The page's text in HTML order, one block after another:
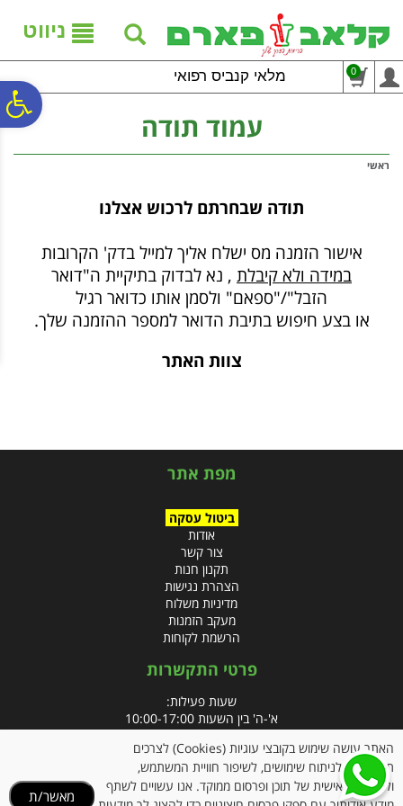
נגישות
אתר
המרכזי
ניווט
מלאי קנביס רפואי 0
עמוד תודה
ראשי
תודה שבחרתם לרכוש אצלנו
אישור הזמנה מס ישלח אליך למייל בדק' הקרובות
במידה ולא קיבלת , נא לבדוק בתיקיית ה"דואר
הזבל"/"ספאם" ולסמן אותו כדואר רגיל
או בצע חיפוש בתיבת הדואר למספר ההזמנה שלך.
צוות האתר
מפת אתר
ביטול עסקה
אודות
צור קשר
תקנון חנות
הצהרת נגישות
מדיניות משלוח
מעקב הזמנות
הרשמת לקוחות
פרטי התקשרות
שעות פעילות:
א'-ה' בין השעות 10:00-17:00
טלפון:
פקס: 09-8666832
האתר עושה שימוש בקובצי עוגיות (Cookies) לצרכים
תפעוליים, לניתוח שימושים, לשיפור חוויית המשתמש,
ולהתאמה אישית של תוכן ופרסום ממוקד. אנו עשויים לשתף
מאשר/ת